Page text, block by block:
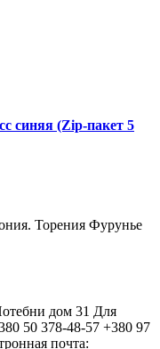
синяя (Zip-пакет 5
Торения Фурунье
дом 31 Для
50 378-48-57 +380 97
почта: